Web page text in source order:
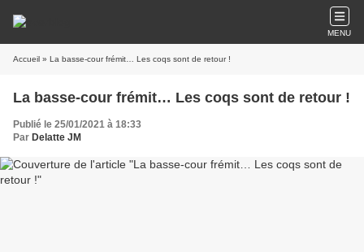
MENU
Accueil » La basse-cour frémit… Les coqs sont de retour !
La basse-cour frémit… Les coqs sont de retour !
Publié le 25/01/2021 à 18:33
Par Delatte JM